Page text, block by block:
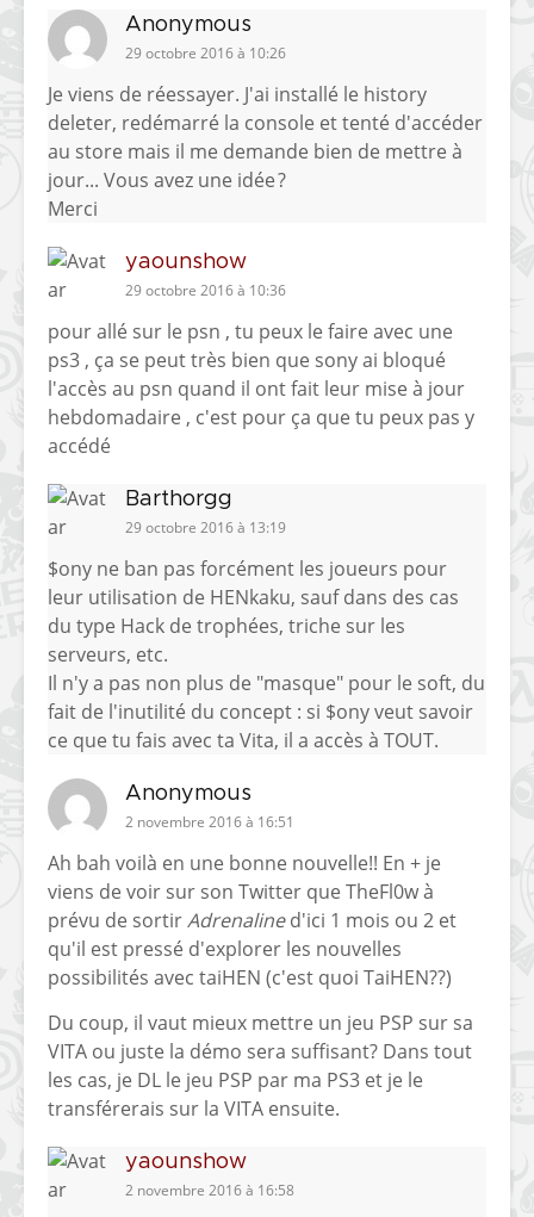
Anonymous
29 octobre 2016 à 10:26
Je viens de réessayer. J'ai installé le history
deleter, redémarré la console et tenté d'accéder
au store mais il me demande bien de mettre à
jour... Vous avez une idée ?
Merci
yaounshow
29 octobre 2016 à 10:36
pour allé sur le psn , tu peux le faire avec une
ps3 , ça se peut très bien que sony ai bloqué
l'accès au psn quand il ont fait leur mise à jour
hebdomadaire , c'est pour ça que tu peux pas y
accédé
Barthorgg
29 octobre 2016 à 13:19
$ony ne ban pas forcément les joueurs pour
leur utilisation de HENkaku, sauf dans des cas
du type Hack de trophées, triche sur les
serveurs, etc.
Il n'y a pas non plus de "masque" pour le soft, du
fait de l'inutilité du concept : si $ony veut savoir
ce que tu fais avec ta Vita, il a accès à TOUT.
Anonymous
2 novembre 2016 à 16:51
Ah bah voilà en une bonne nouvelle!! En + je
viens de voir sur son Twitter que TheFl0w à
prévu de sortirAdrenalined'ici 1 mois ou 2 et
qu'il est pressé d'explorer les nouvelles
possibilités avec taiHEN (c'est quoi TaiHEN??)
Du coup, il vaut mieux mettre un jeu PSP sur sa
VITA ou juste la démo sera suffisant? Dans tout
les cas, je DL le jeu PSP par ma PS3 et je le
transférerais sur la VITA ensuite.
yaounshow
2 novembre 2016 à 16:58